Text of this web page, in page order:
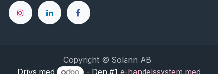
Copyright © Solann AB
Drivs med
- Den #1 e-handelssystem med